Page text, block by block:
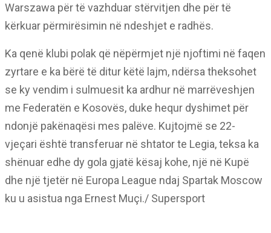
Warszawa për të vazhduar stërvitjen dhe për të
kërkuar përmirësimin në ndeshjet e radhës.
Ka qenë klubi polak që nëpërmjet një njoftimi në faqen
zyrtare e ka bërë të ditur këtë lajm, ndërsa theksohet
se ky vendim i sulmuesit ka ardhur në marrëveshjen
me Federatën e Kosovës, duke hequr dyshimet për
ndonjë pakënaqësi mes palëve. Kujtojmë se 22-
vjeçari është transferuar në shtator te Legia, teksa ka
shënuar edhe dy gola gjatë kësaj kohe, një në Kupë
dhe një tjetër në Europa League ndaj Spartak Moscow
ku u asistua nga Ernest Muçi./ Supersport